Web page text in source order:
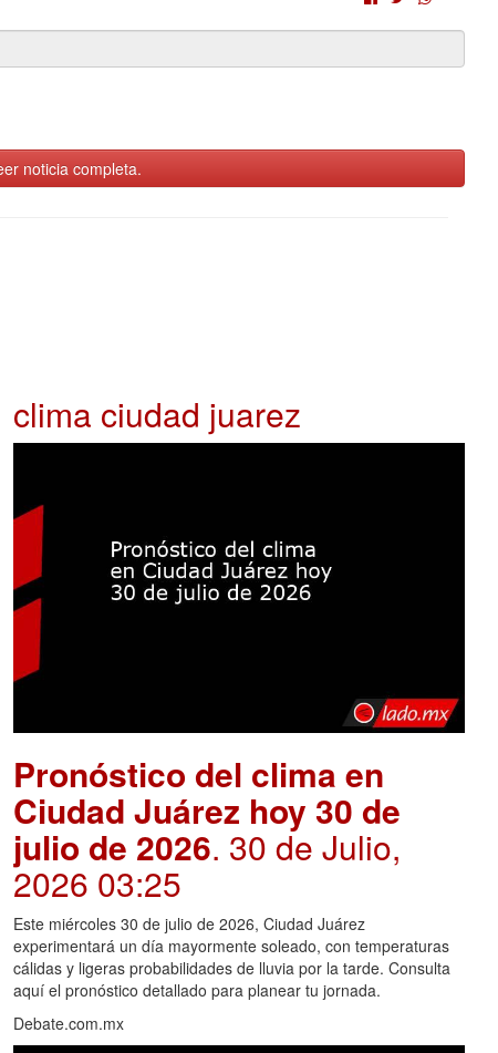
noticia completa.
clima ciudad juarez
Pronóstico del clima en
Ciudad Juárez hoy 30 de
julio de 2026. 30 de Julio,
2026 03:25
Este miércoles 30 de julio de 2026, Ciudad Juárez
experimentará un día mayormente soleado, con temperaturas
cálidas y ligeras probabilidades de lluvia por la tarde. Consulta
aquí el pronóstico detallado para planear tu jornada.
Debate.com.mx